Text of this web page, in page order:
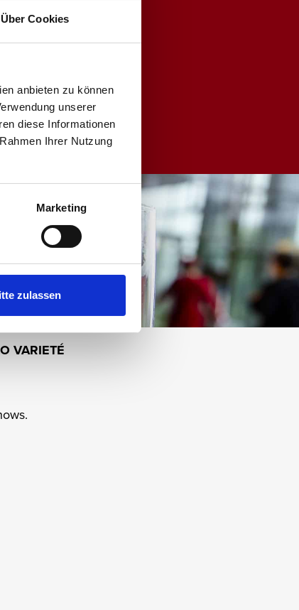
Über Cookies
anbieten zu können
unserer
diese Informationen
Ihrer Nutzung
Marketing
zulassen
VARIETÉ